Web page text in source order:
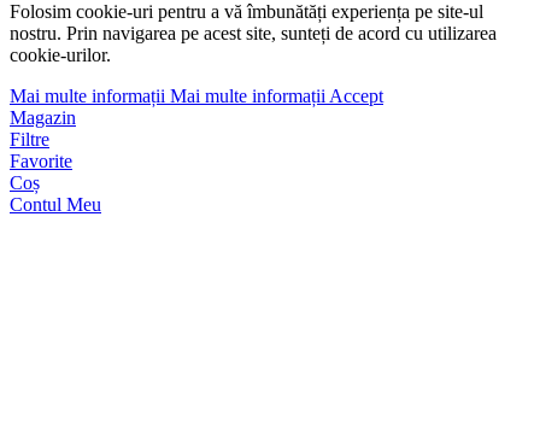
Folosim cookie-uri pentru a vă îmbunătăți experiența pe site-ul
nostru. Prin navigarea pe acest site, sunteți de acord cu utilizarea
cookie-urilor.
Mai multe informații Mai multe informații Accept
Magazin
Filtre
Favorite
Coș
Contul Meu